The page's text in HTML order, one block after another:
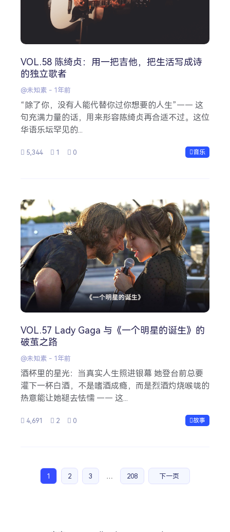
VOL.58 陈绮贞：用一把吉他，把生活写成诗
的独立歌者
@未知素 - 1年前
“除了你，没有人能代替你过你想要的人生”—— 这
句充满力量的话，用来形容陈绮贞再合适不过。这位
华语乐坛罕见的...
5,344 1 0 音乐
VOL.57 Lady Gaga 与《一个明星的诞生》的
破茧之路
@未知素 - 1年前
酒杯里的星光：当真实人生照进银幕 她登台前总要
灌下一杯白酒，不是嗜酒成瘾，而是烈酒灼烧喉咙的
热意能让她褪去怯懦 —— 这...
4,691 2 0 故事
1 2 3 … 208 下一页